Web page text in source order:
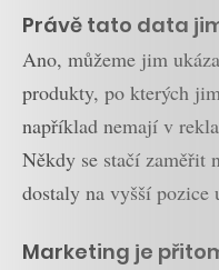
Právě tato data
Ano, můžeme jim
produkty, po kterých
například nemají v
Někdy se stačí zaměřit
dostaly na vyšší pozice
Marketing je